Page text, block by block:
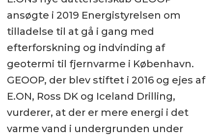
ansøgte i 2019 Energistyrelsen om
tilladelse til at gå i gang med
efterforskning og indvinding af
geotermi til fjernvarme i København.
GEOOP, der blev stiftet i 2016 og ejes af
E.ON, Ross DK og Iceland Drilling,
vurderer, at der er mere energi i det
varme vand i undergrunden under